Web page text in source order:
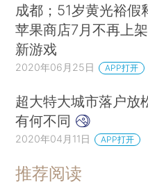
成都；51岁黄光裕假
苹果商店7月不再上
新游戏
2020年06月25日 APP打开
超大特大城市落户放
有何不同
2020年04月11日 APP打开
推荐阅读